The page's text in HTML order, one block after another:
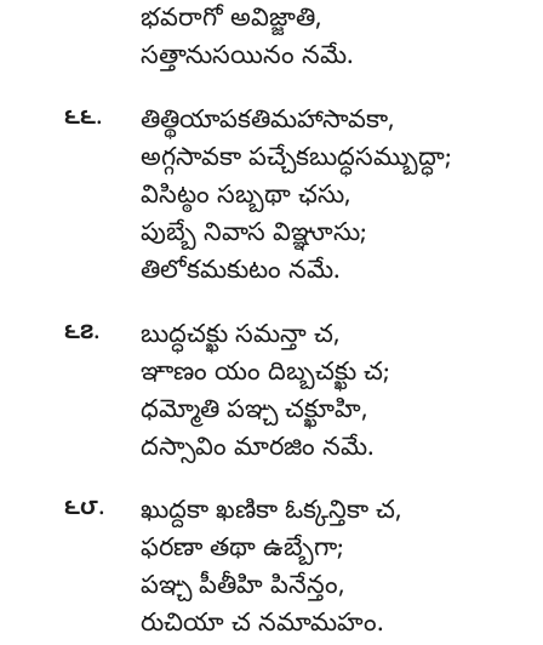
భవరాగో అవిజ్జాతి,
సత్తానుసయినం నమే.
౬౬.
తిత్థియాపకతిమహాసావకా,
అగ్గసావకా పచ్చేకబుద్ధసమ్బుద్ధా;
విసిట్ఠం సబ్బథా ఛసు,
పుబ్బే నివాస విఞ్ఞూసు;
తిలోకమకుటం నమే.
౬౭.
బుద్ధచక్ఖు సమన్తా చ,
ఞాణం యం దిబ్బచక్ఖు చ;
ధమ్మోతి పఞ్చ చక్ఖూహి,
దస్సావిం మారజిం నమే.
౬౮. ఖుద్దకా ఖణికా ఓక్కన్తికా చ,
ఫరణా తథా ఉబ్బేగా;
పఞ్చ పీతీహి పినేన్తం,
రుచియా చ నమామహం.